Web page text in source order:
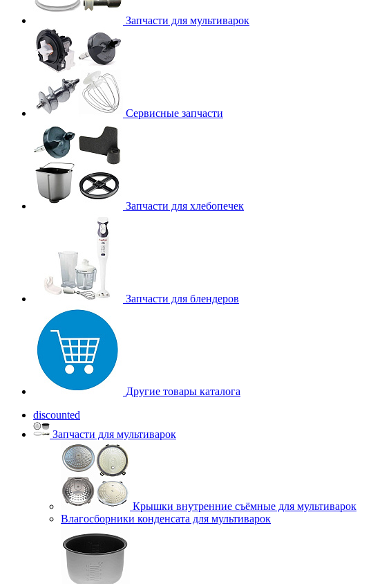
Запчасти для мультиварок
Сервисные запчасти
Запчасти для хлебопечек
Запчасти для блендеров
Другие товары каталога
discounted
Запчасти для мультиварок
Крышки внутренние съёмные для мультиварок
Влагосборники конденсата для мультиварок